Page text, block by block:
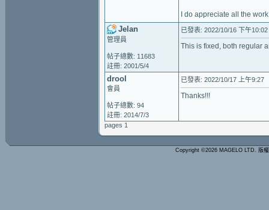
I do appreciate all the
Jelan
管理員
帖子總數: 11683
註冊: 2001/5/4
已發表: 2022/10/16 下午10:02
This is fixed, both regular
drool
會員
帖子總數: 94
註冊: 2014/7/3
已發表: 2022/10/17 上午9:27
Thanks!!!
pages 1
Copyright ©2026 MAGELO LTD. 版